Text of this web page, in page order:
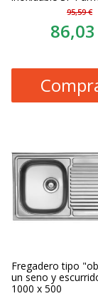
95,59 €
Fregadero tipo
un seno y
1000 x 500